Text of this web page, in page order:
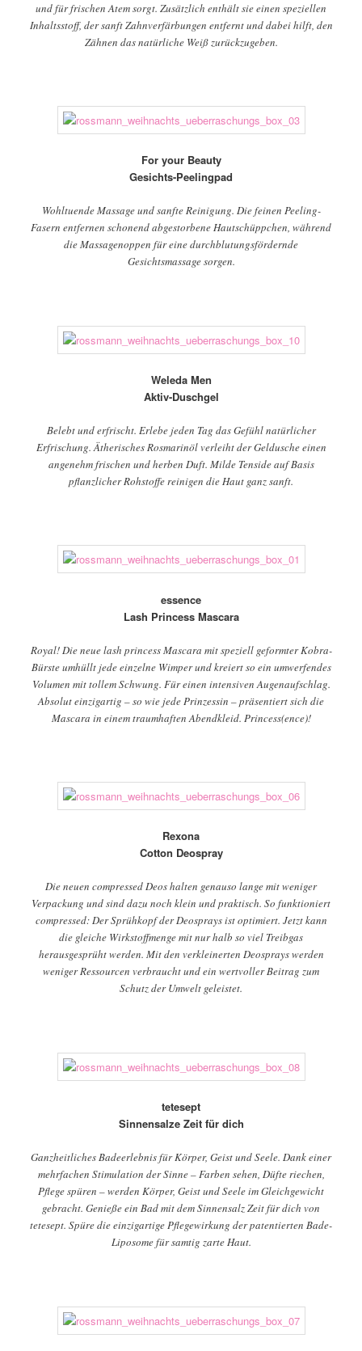
und für frischen Atem sorgt. Zusätzlich enthält sie einen speziellen
Inhaltsstoff, der sanft Zahnverfärbungen entfernt und dabei hilft, den
Zähnen das natürliche Weiß zurückzugeben.
For your Beauty
Gesichts-Peelingpad
Wohltuende Massage und sanfte Reinigung. Die feinen Peeling-
Fasern entfernen schonend abgestorbene Hautschüppchen, während
die Massagenoppen für eine durchblutungsfördernde
Gesichtsmassage sorgen.
Weleda Men
Aktiv-Duschgel
Belebt und erfrischt. Erlebe jeden Tag das Gefühl natürlicher
Erfrischung. Ätherisches Rosmarinöl verleiht der Geldusche einen
angenehm frischen und herben Duft. Milde Tenside auf Basis
pflanzlicher Rohstoffe reinigen die Haut ganz sanft.
essence
Lash Princess Mascara
Royal! Die neue lash princess Mascara mit speziell geformter Kobra-
Bürste umhüllt jede einzelne Wimper und kreiert so ein umwerfendes
Volumen mit tollem Schwung. Für einen intensiven Augenaufschlag.
Absolut einzigartig – so wie jede Prinzessin – präsentiert sich die
Mascara in einem traumhaften Abendkleid. Princess(ence)!
Rexona
Cotton Deospray
Die neuen compressed Deos halten genauso lange mit weniger
Verpackung und sind dazu noch klein und praktisch. So funktioniert
compressed: Der Sprühkopf der Deosprays ist optimiert. Jetzt kann
die gleiche Wirkstoffmenge mit nur halb so viel Treibgas
herausgesprüht werden. Mit den verkleinerten Deosprays werden
weniger Ressourcen verbraucht und ein wertvoller Beitrag zum
Schutz der Umwelt geleistet.
tetesept
Sinnensalze Zeit für dich
Ganzheitliches Badeerlebnis für Körper, Geist und Seele. Dank einer
mehrfachen Stimulation der Sinne – Farben sehen, Düfte riechen,
Pflege spüren – werden Körper, Geist und Seele im Gleichgewicht
gebracht. Genieße ein Bad mit dem Sinnensalz Zeit für dich von
tetesept. Spüre die einzigartige Pflegewirkung der patentierten Bade-
Liposome für samtig zarte Haut.